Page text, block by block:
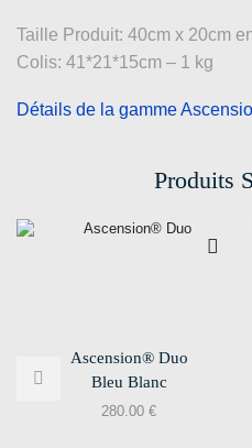
Taille Produit: 40cm x 20cm
Colis: 41*21*15cm – 1 kg
Détails de la gamme
Produits
Ascension® Duo
Bleu Blanc
280.00 €